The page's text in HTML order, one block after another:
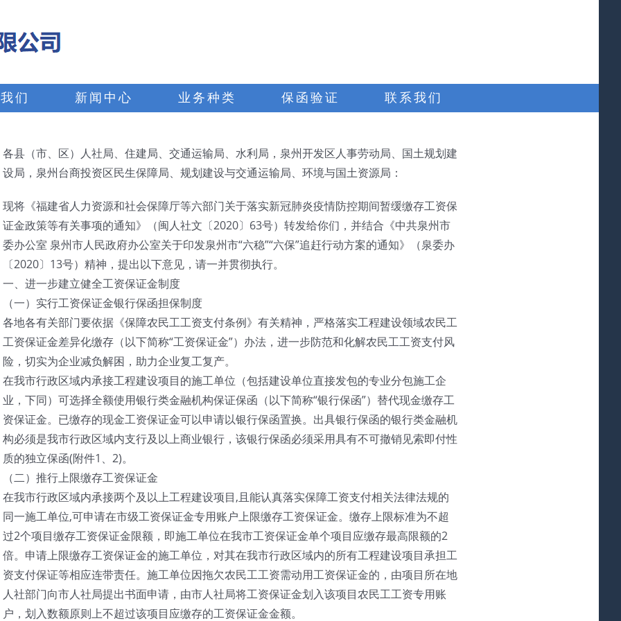
们 新闻中心 业务种类 保函验证 联系我们
各县（市、区）人社局、住建局、交通运输局、水利局，泉州开发区人事劳动局、国土规划建
设局，泉州台商投资区民生保障局、规划建设与交通运输局、环境与国土资源局：
现将《福建省人力资源和社会保障厅等六部门关于落实新冠肺炎疫情防控期间暂缓缴存工资保
证金政策等有关事项的通知》（闽人社文〔2020〕63号）转发给你们，并结合《中共泉州市
委办公室 泉州市人民政府办公室关于印发泉州市“六稳”“六保”追赶行动方案的通知》（泉委办
〔2020〕13号）精神，提出以下意见，请一并贯彻执行。
一、进一步建立健全工资保证金制度
（一）实行工资保证金银行保函担保制度
各地各有关部门要依据《保障农民工工资支付条例》有关精神，严格落实工程建设领域农民工
工资保证金差异化缴存（以下简称“工资保证金”）办法，进一步防范和化解农民工工资支付风
险，切实为企业减负解困，助力企业复工复产。
在我市行政区域内承接工程建设项目的施工单位（包括建设单位直接发包的专业分包施工企
业，下同）可选择全额使用银行类金融机构保证保函（以下简称“银行保函”）替代现金缴存工
资保证金。已缴存的现金工资保证金可以申请以银行保函置换。出具银行保函的银行类金融机
构必须是我市行政区域内支行及以上商业银行，该银行保函必须采用具有不可撤销见索即付性
质的独立保函(附件1、2)。
（二）推行上限缴存工资保证金
在我市行政区域内承接两个及以上工程建设项目,且能认真落实保障工资支付相关法律法规的
同一施工单位,可申请在市级工资保证金专用账户上限缴存工资保证金。缴存上限标准为不超
过2个项目缴存工资保证金限额，即施工单位在我市工资保证金单个项目应缴存最高限额的2
倍。申请上限缴存工资保证金的施工单位，对其在我市行政区域内的所有工程建设项目承担工
资支付保证等相应连带责任。施工单位因拖欠农民工工资需动用工资保证金的，由项目所在地
人社部门向市人社局提出书面申请，由市人社局将工资保证金划入该项目农民工工资专用账
户，划入数额原则上不超过该项目应缴存的工资保证金金额。